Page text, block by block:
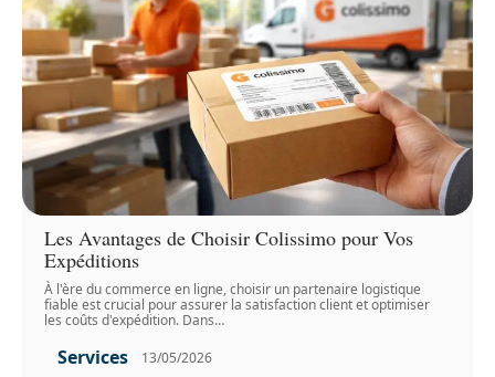
Les Avantages de Choisir Colissimo pour Vos
Expéditions
À l'ère du commerce en ligne, choisir un partenaire logistique
fiable est crucial pour assurer la satisfaction client et optimiser
les coûts d'expédition. Dans…
Services 13/05/2026